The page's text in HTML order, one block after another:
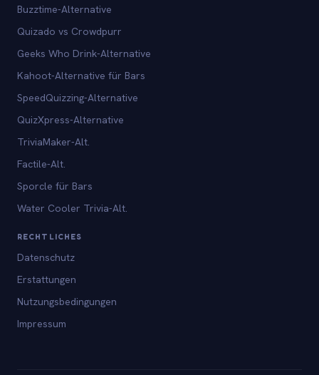
Buzztime-Alternative
Quizado vs Crowdpurr
Geeks Who Drink-Alternative
Kahoot-Alternative für Bars
SpeedQuizzing-Alternative
QuizXpress-Alternative
TriviaMaker-Alt.
Factile-Alt.
Sporcle für Bars
Water Cooler Trivia-Alt.
RECHTLICHES
Datenschutz
Erstattungen
Nutzungsbedingungen
Impressum